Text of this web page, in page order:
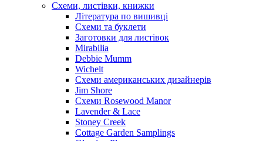
Схеми, листівки, книжки
Література по вишивці
Схеми та буклети
Заготовки для листівок
Mirabilia
Debbie Mumm
Wichelt
Схеми американських дизайнерів
Jim Shore
Cхеми Rosewood Manor
Lavender & Lace
Stoney Creek
Cottage Garden Samplings